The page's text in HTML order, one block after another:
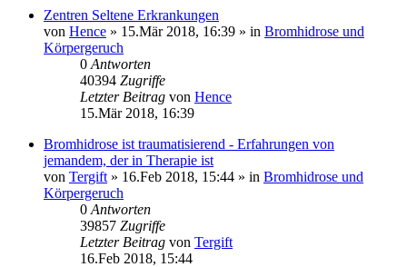
Zentren Seltene Erkrankungen
von Hence » 15.Mär 2018, 16:39 » in Bromhidrose und
Körpergeruch
0 Antworten
40394 Zugriffe
Letzter Beitrag von Hence
15.Mär 2018, 16:39
Bromhidrose ist traumatisierend - Erfahrungen von
jemandem, der in Therapie ist
von Tergift » 16.Feb 2018, 15:44 » in Bromhidrose und
Körpergeruch
0 Antworten
39857 Zugriffe
Letzter Beitrag von Tergift
16.Feb 2018, 15:44